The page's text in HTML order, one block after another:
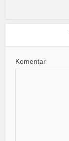
Komentar